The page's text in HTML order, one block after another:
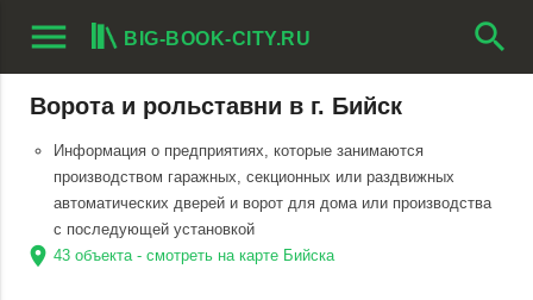
menu BIG-BOOK-CITY.RU search
Ворота и рольставни в г. Бийск
Информация о предприятиях, которые занимаются
производством гаражных, секционных или раздвижных
автоматических дверей и ворот для дома или производства
с последующей установкой
location_on 43 объекта - смотреть на карте Бийска